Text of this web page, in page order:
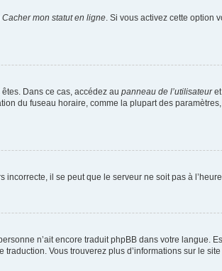
Cacher mon statut en ligne . Si vous activez cette option
Dans ce cas, accédez au panneau de l’utilisateuret
du fuseau horaire, comme la plupart des
il se peut que le serveur ne soit pas à
n’ait encore traduit phpBB dans votre langue.
Vous trouverez plus d’informations sur le